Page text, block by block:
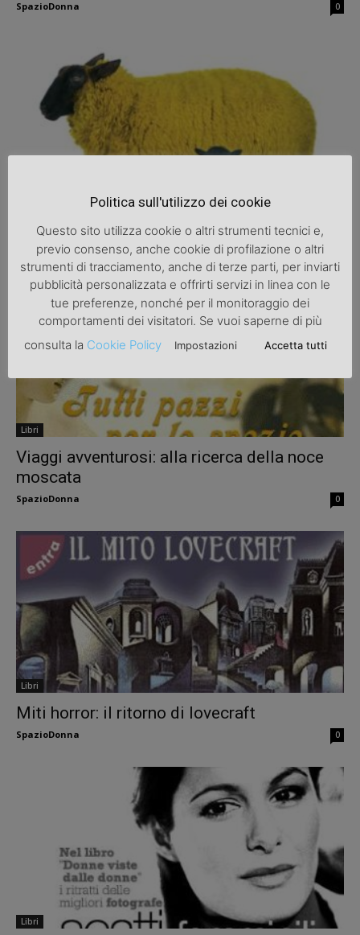
SpazioDonna 0
SpazioDonna
Libri
Viaggi avventurosi: alla ricerca della noce
moscata
SpazioDonna 0
Libri
Miti horror: il ritorno di lovecraft
SpazioDonna 0
Libri
Politica sull'utilizzo dei cookie
Questo sito utilizza cookie o altri strumenti tecnici e,
previo consenso, anche cookie di profilazione o altri
strumenti di tracciamento, anche di terze parti, per inviarti
pubblicità personalizzata e offrirti servizi in linea con le
tue preferenze, nonché per il monitoraggio dei
comportamenti dei visitatori. Se vuoi saperne di più
consulta la Cookie Policy Impostazioni Accetta tutti